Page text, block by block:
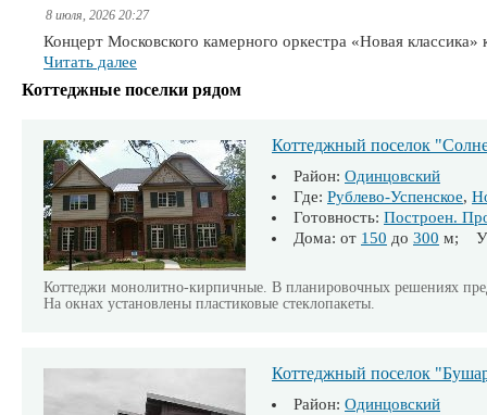
8 июля, 2026 20:27
Концерт Московского камерного оркестра «Новая
Читать далее
Коттеджные поселки рядом
Коттеджный поселок
Район: Одинцовский
Где: Рублево-Успенское,
Готовность: Построен.
Дома: от 150 до 300 м;
Коттеджи монолитно-кирпичные. В планировочных решениях
На окнах установлены пластиковые стеклопакеты.
Коттеджный поселок
Район: Одинцовский